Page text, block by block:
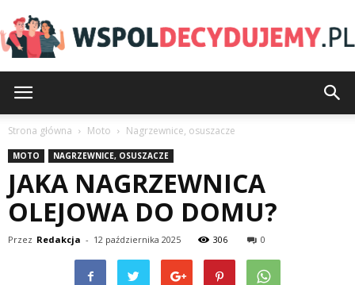
Strona główna Moto Nagrzewnice, osuszacze
MOTO NAGRZEWNICE, OSUSZACZE
JAKA NAGRZEWNICA
OLEJOWA DO DOMU?
Przez Redakcja - 12 października 2025 306 0